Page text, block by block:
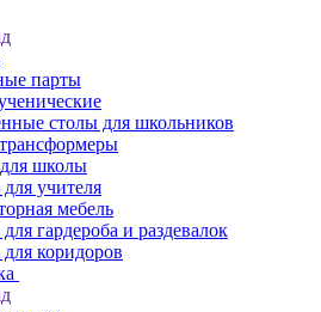
парты
столы для школьников
школы
учителя
мебель
гардероба и раздевалок
коридоров